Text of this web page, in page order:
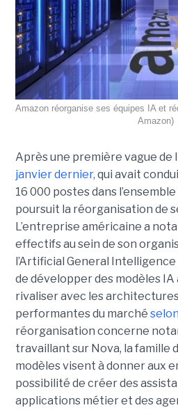
Amazon réorganise ses équipes IA et
Amazon)
Après une première vague de
janvier dernier, qui avait
16 000 postes dans
poursuit la réorganisation de
L’entreprise américaine a
effectifs au sein de son
l’Artificial General Intelligence
de développer des modèles IA
rivaliser avec les
performantes du marché
réorganisation concerne
travaillant sur Nova, la famille
modèles visent à donner aux
possibilité de créer des
applications métier et des